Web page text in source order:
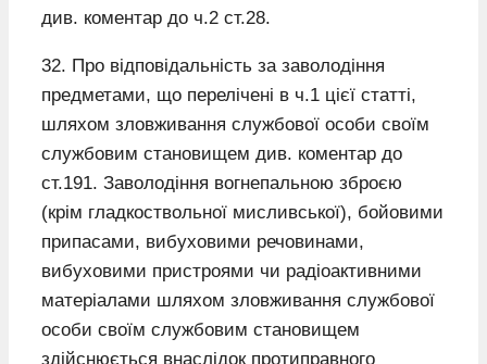
див. коментар до ч.2 ст.28.
32. Про відповідальність за заволодіння
предметами, що перелічені в ч.1 цієї статті,
шляхом зловживання службової особи своїм
службовим становищем див. коментар до
ст.191. Заволодіння вогнепальною зброєю
(крім гладкоствольної мисливської), бойовими
припасами, вибуховими речовинами,
вибуховими пристроями чи радіоактивними
матеріалами шляхом зловживання службової
особи своїм службовим становищем
здійснюється внаслідок протиправного